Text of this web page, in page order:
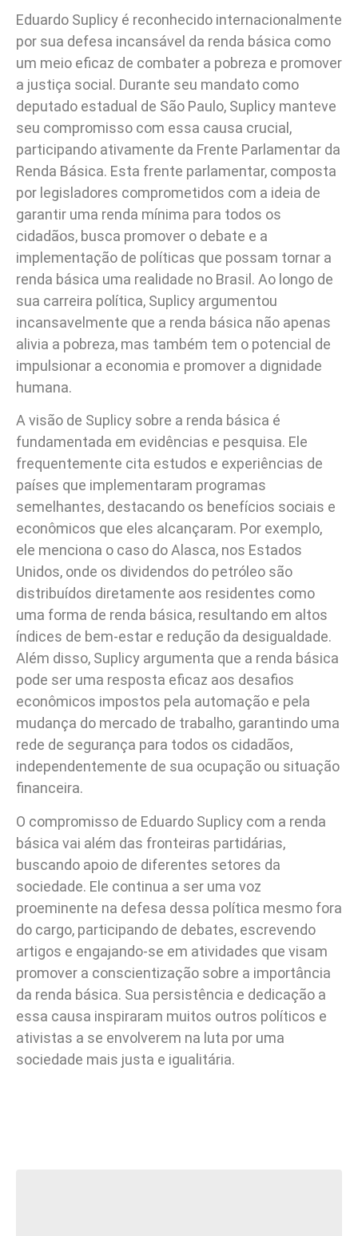
Eduardo Suplicy é reconhecido internacionalmente
por sua defesa incansável da renda básica como
um meio eficaz de combater a pobreza e promover
a justiça social. Durante seu mandato como
deputado estadual de São Paulo, Suplicy manteve
seu compromisso com essa causa crucial,
participando ativamente da Frente Parlamentar da
Renda Básica. Esta frente parlamentar, composta
por legisladores comprometidos com a ideia de
garantir uma renda mínima para todos os
cidadãos, busca promover o debate e a
implementação de políticas que possam tornar a
renda básica uma realidade no Brasil. Ao longo de
sua carreira política, Suplicy argumentou
incansavelmente que a renda básica não apenas
alivia a pobreza, mas também tem o potencial de
impulsionar a economia e promover a dignidade
humana.
A visão de Suplicy sobre a renda básica é
fundamentada em evidências e pesquisa. Ele
frequentemente cita estudos e experiências de
países que implementaram programas
semelhantes, destacando os benefícios sociais e
econômicos que eles alcançaram. Por exemplo,
ele menciona o caso do Alasca, nos Estados
Unidos, onde os dividendos do petróleo são
distribuídos diretamente aos residentes como
uma forma de renda básica, resultando em altos
índices de bem-estar e redução da desigualdade.
Além disso, Suplicy argumenta que a renda básica
pode ser uma resposta eficaz aos desafios
econômicos impostos pela automação e pela
mudança do mercado de trabalho, garantindo uma
rede de segurança para todos os cidadãos,
independentemente de sua ocupação ou situação
financeira.
O compromisso de Eduardo Suplicy com a renda
básica vai além das fronteiras partidárias,
buscando apoio de diferentes setores da
sociedade. Ele continua a ser uma voz
proeminente na defesa dessa política mesmo fora
do cargo, participando de debates, escrevendo
artigos e engajando-se em atividades que visam
promover a conscientização sobre a importância
da renda básica. Sua persistência e dedicação a
essa causa inspiraram muitos outros políticos e
ativistas a se envolverem na luta por uma
sociedade mais justa e igualitária.